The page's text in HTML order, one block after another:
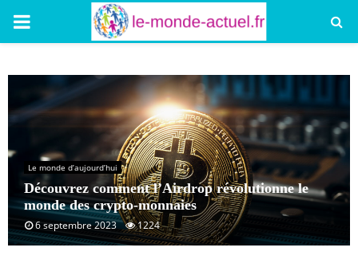
PRIMARY
Le monde d’aujourd’hui
Découvrez comment l’Airdrop révolutionne le
monde des crypto-monnaies
6 septembre 2023 1224